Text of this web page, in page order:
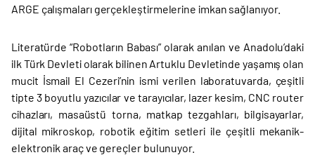
ARGE çalışmaları gerçekleştirmelerine imkan sağlanıyor.
Literatürde “Robotların Babası” olarak anılan ve Anadolu’daki
ilk Türk Devleti olarak bilinen Artuklu Devletinde yaşamış olan
mucit İsmail El Cezeri’nin ismi verilen laboratuvarda, çeşitli
tipte 3 boyutlu yazıcılar ve tarayıcılar, lazer kesim, CNC router
cihazları, masaüstü torna, matkap tezgahları, bilgisayarlar,
dijital mikroskop, robotik eğitim setleri ile çeşitli mekanik-
elektronik araç ve gereçler bulunuyor.